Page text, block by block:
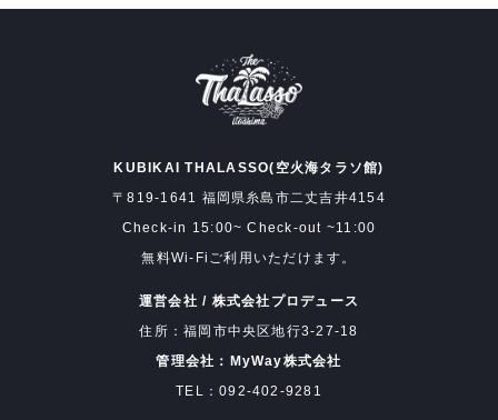
KUBIKAI THALASSO(空火海タラソ館)
〒819-1641 福岡県糸島市二丈吉井4154
Check-in 15:00~ Check-out ~11:00
無料Wi-Fiご利用いただけます。
運営会社 / 株式会社プロデュース
住所：福岡市中央区地行3-27-18
管理会社：MyWay株式会社
TEL：092-402-9281